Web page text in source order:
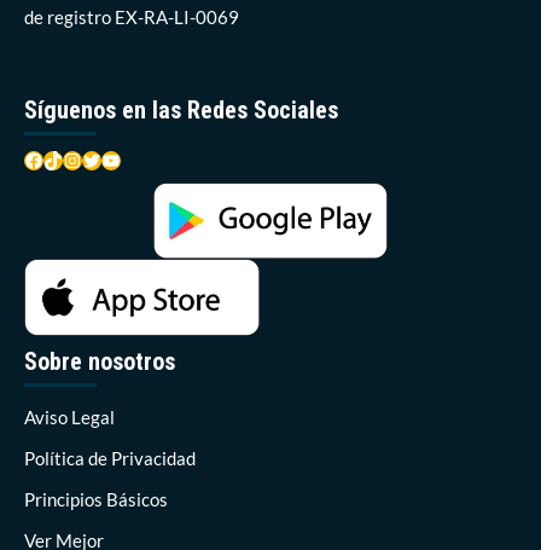
de registro EX-RA-LI-0069
Síguenos en las Redes Sociales
Facebook
TikTok
Instagram
Twitter
YouTube
Sobre nosotros
Aviso Legal
Política de Privacidad
Principios Básicos
Ver Mejor